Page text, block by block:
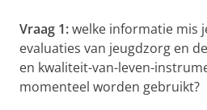
Vraag 1:welke informatie mis
evaluaties van jeugdzorg en
en kwaliteit-van-leven-
momenteel worden gebruikt?